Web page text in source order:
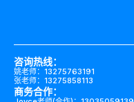
咨询热线：
姚老师：13275763191
张老师：13275858113
商务合作：